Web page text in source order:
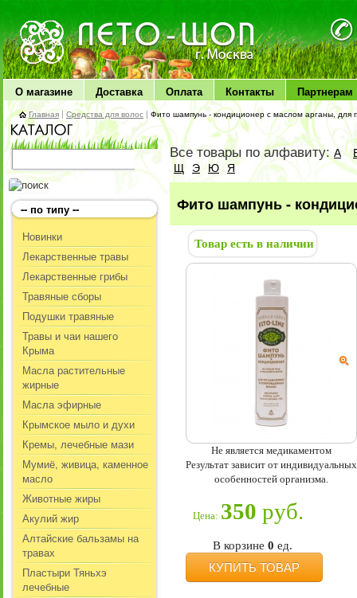
ЛЕТО чудо здоровья
О магазине Доставка Оплата Контакты Партнерам
Главная |Средства для волос | Фито шампунь - кондиционер с маслом арганы, для
-- по типу --
Новинки
Лекарственные травы
Лекарственные грибы
Травяные сборы
Подушки травяные
Травы и чаи нашего
Крыма
Масла растительные
жирные
Масла эфирные
Крымское мыло и духи
Кремы, лечебные мази
Мумиё, живица, каменное
масло
Животные жиры
Акулий жир
Алтайские бальзамы на
травах
Пластыри Тяньхэ
лечебные
Все товары по алфавиту:А
Щ Э Ю Я
Фито шампунь -
Товар есть в наличии
Не является медикаментом
Результат зависит от индивидуальных
особенностей организма.
Цена: 350 руб.
В корзине 0 ед.
КУПИТЬ ТОВАР